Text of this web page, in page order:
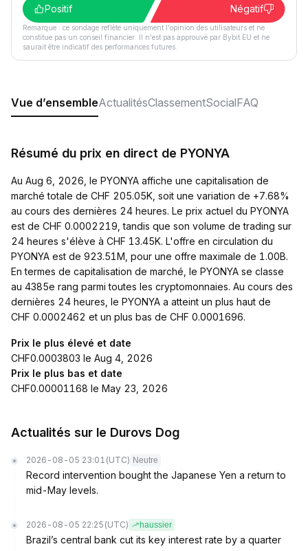
Positif
Négatif
Remarque : ce sondage reflète uniquement l'opinion des utilisateurs et ne
constitue pas un conseil financier. Il n'est pas approuvé par Bybit EU et ne
saurait être indicatif des performances futures.
Vue d’ensembleActualitésClassementSocialFAQ
Résumé du prix en direct de PYONYA
Au Aug 6, 2026, le PYONYA affiche une capitalisation de
marché totale de CHF 205.05K, soit une variation de +7.68%
au cours des dernières 24 heures. Le prix actuel du PYONYA
est de CHF 0.0002219, tandis que son volume de trading sur
24 heures s'élève à CHF 13.45K. L'offre en circulation du
PYONYA est de 923.51M, pour une offre maximale de 1.00B.
En termes de capitalisation de marché, le PYONYA se classe
au 4385e rang parmi toutes les cryptomonnaies. Au cours des
dernières 24 heures, le PYONYA a atteint un plus haut de
CHF 0.0002462 et un plus bas de CHF 0.0001696.
Prix le plus élevé et date
CHF0.0003803 le Aug 4, 2026
Prix le plus bas et date
CHF0.00001168 le May 23, 2026
Actualités sur le Durovs Dog
2026-08-05 23:01 (UTC) Neutre
Record intervention bought the Japanese Yen a return to
mid-May levels.
2026-08-05 22:25 (UTC) haussier
Brazil’s central bank cut its key interest rate by a quarter